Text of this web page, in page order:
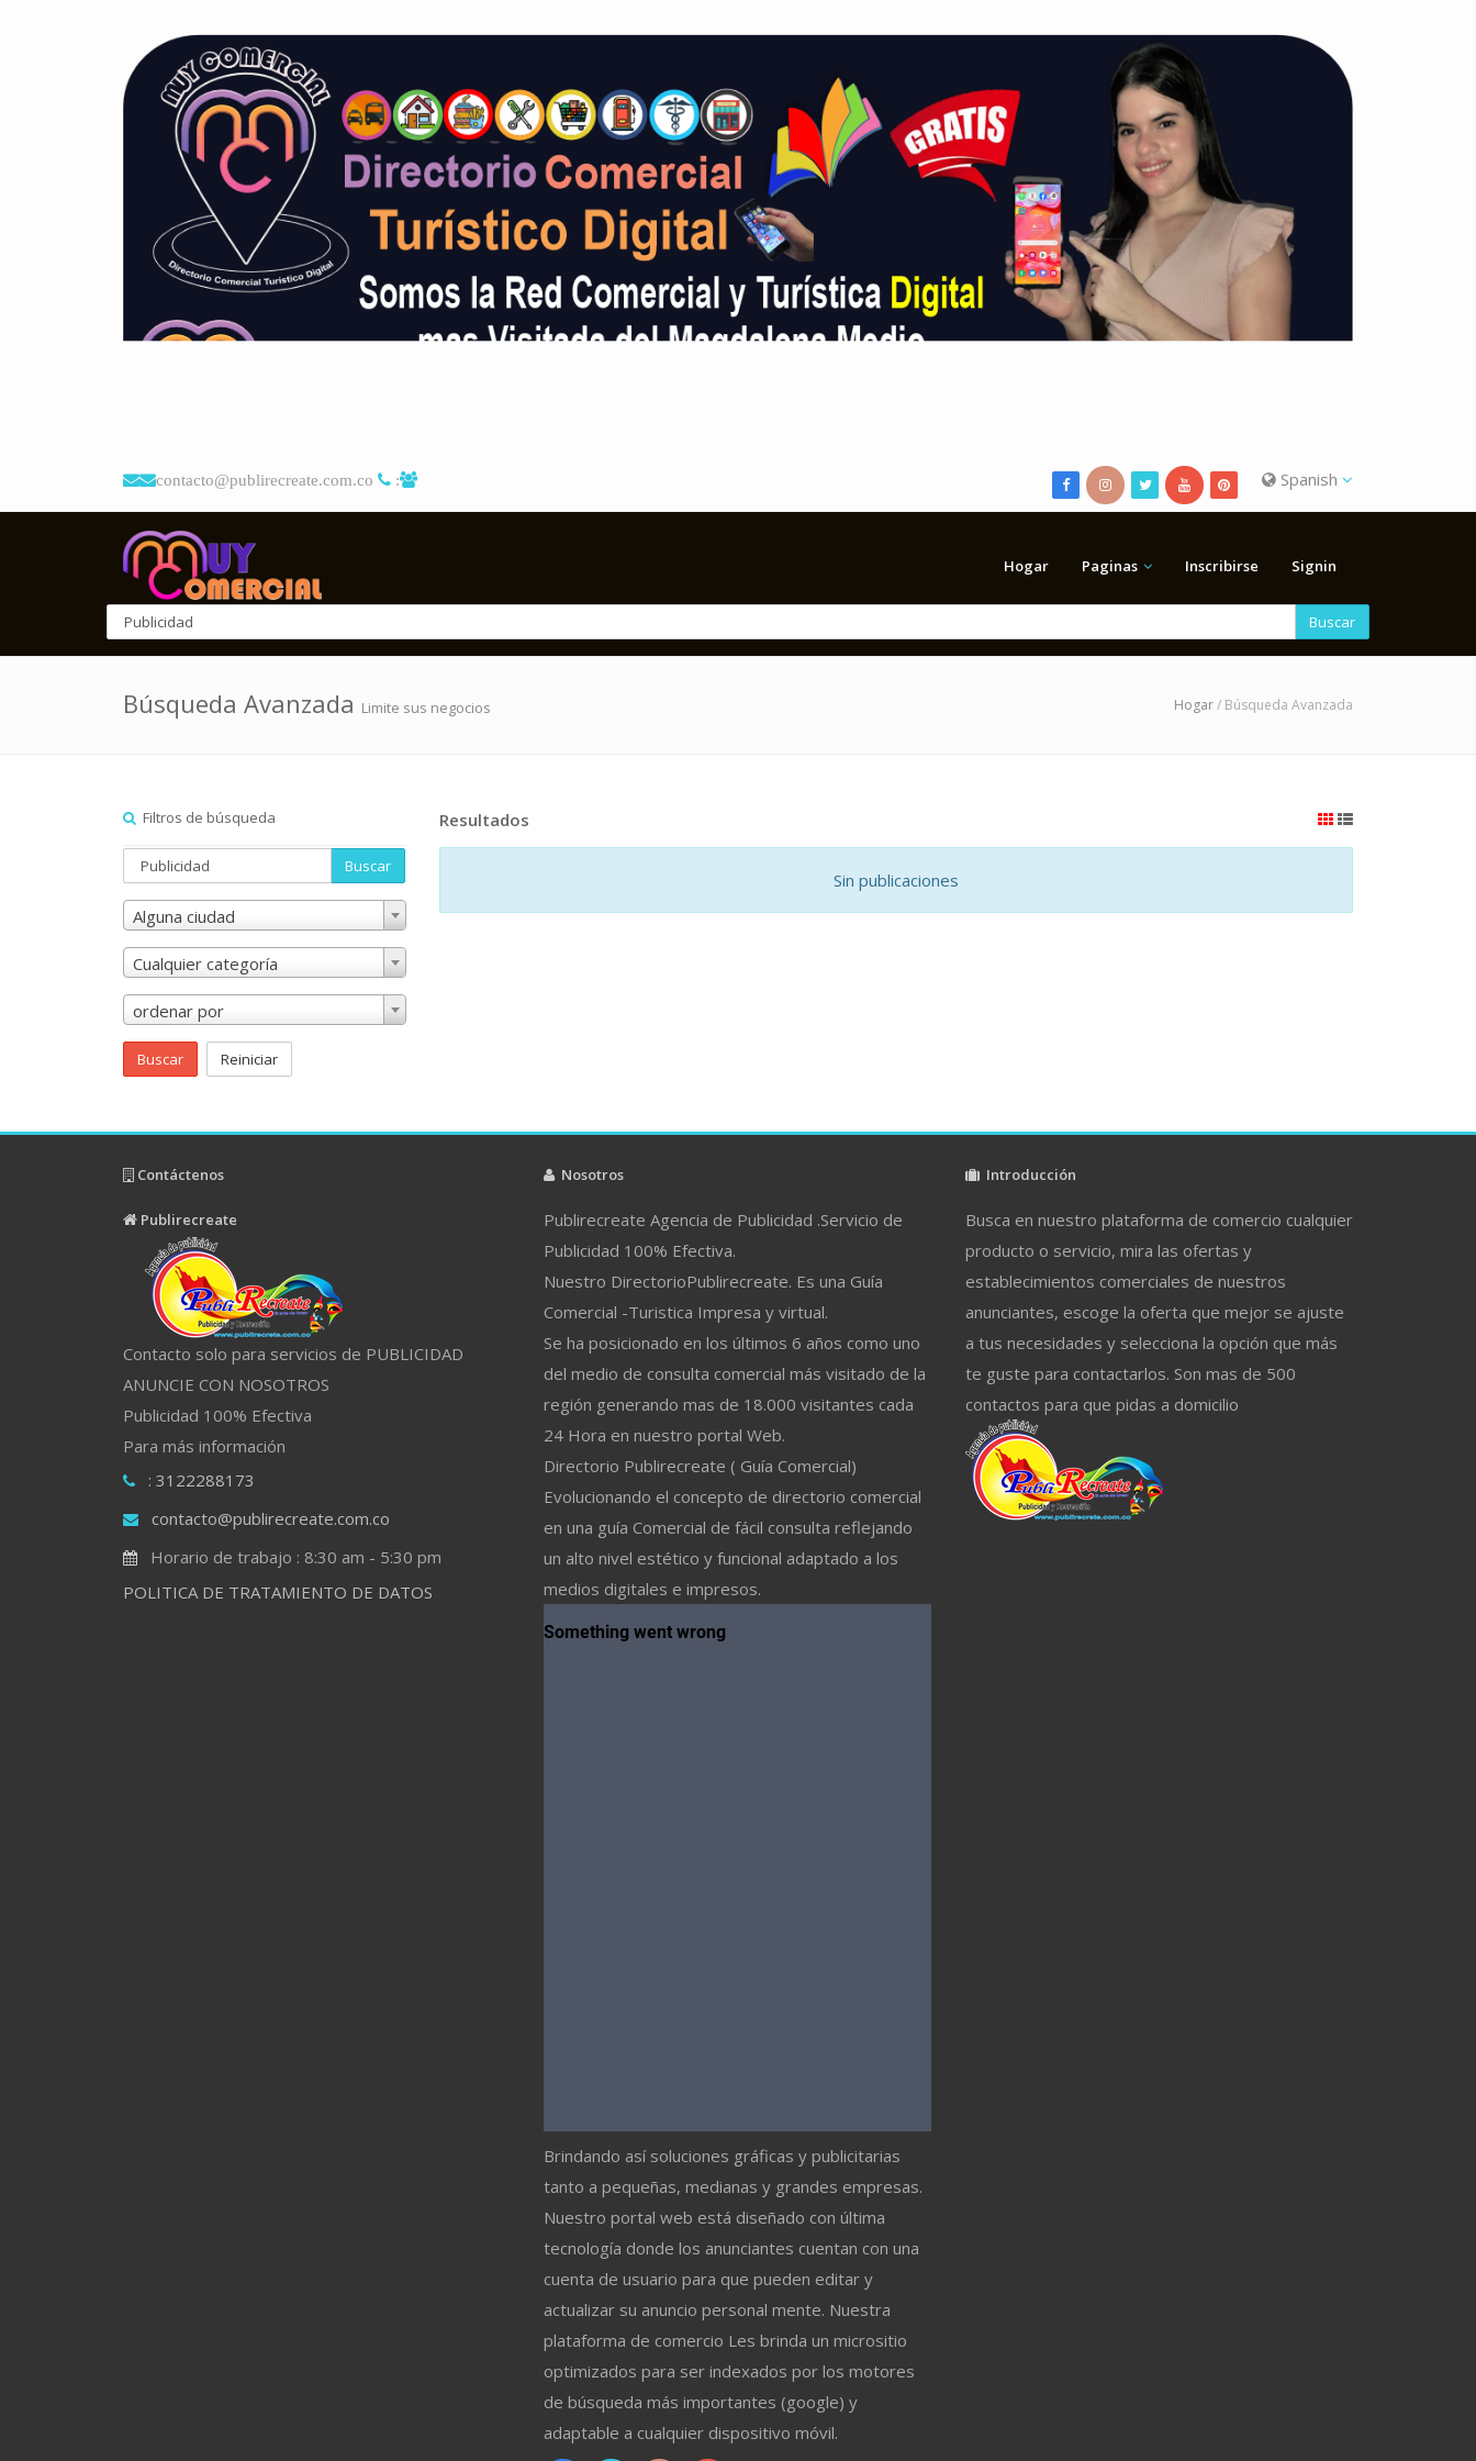
contacto@publirecreate.com.co : Spanish
Hogar Paginas Inscribirse Signin
Buscar
Búsqueda Avanzada Limite sus negocios Hogar/ Búsqueda Avanzada
Filtros de búsqueda
Buscar
Alguna ciudad
Cualquier categoría
ordenar por
Buscar Reiniciar
Resultados
Sin publicaciones
Contáctenos
Publirecreate
Contacto solo para servicios de PUBLICIDAD
ANUNCIE CON NOSOTROS
Publicidad 100% Efectiva
Para más información
: 3122288173
contacto@publirecreate.com.co
Horario de trabajo : 8:30 am - 5:30 pm
POLITICA DE TRATAMIENTO DE DATOS
Nosotros
Publirecreate Agencia de Publicidad .Servicio de
Publicidad 100% Efectiva.
Nuestro DirectorioPublirecreate. Es una Guía
Comercial -Turistica Impresa y virtual.
Se ha posicionado en los últimos 6 años como uno
del medio de consulta comercial más visitado de la
región generando mas de 18.000 visitantes cada
24 Hora en nuestro portal Web.
Directorio Publirecreate ( Guía Comercial)
Evolucionando el concepto de directorio comercial
en una guía Comercial de fácil consulta reflejando
un alto nivel estético y funcional adaptado a los
medios digitales e impresos.
Brindando así soluciones gráficas y publicitarias
tanto a pequeñas, medianas y grandes empresas.
Nuestro portal web está diseñado con última
tecnología donde los anunciantes cuentan con una
cuenta de usuario para que pueden editar y
actualizar su anuncio personal mente. Nuestra
plataforma de comercio Les brinda un micrositio
optimizados para ser indexados por los motores
de búsqueda más importantes (google) y
adaptable a cualquier dispositivo móvil.
Introducción
Busca en nuestro plataforma de comercio cualquier
producto o servicio, mira las ofertas y
establecimientos comerciales de nuestros
anunciantes, escoge la oferta que mejor se ajuste
a tus necesidades y selecciona la opción que más
te guste para contactarlos. Son mas de 500
contactos para que pidas a domicilio